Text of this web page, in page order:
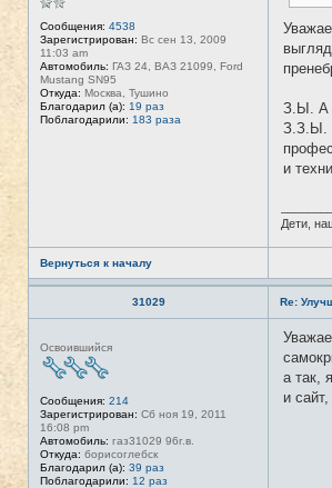
Сообщения: 4538
Зарегистрирован: Вс сен 13, 2009
11:03 am
Автомобиль: ГАЗ 24, ВАЗ 21099, Ford
Mustang SN95
Откуда: Москва, Тушино
Благодарил (а): 19 раз
Поблагодарили: 183 раза
З.Ы. А
З.З.Ы.
и
Дети,
Вернуться к началу
31029
е
в
т
и
Освоившийся
Сообщения: 214
Зарегистрирован: Сб ноя 19, 2011
16:08 pm
Автомобиль: газ31029 96г.в.
Откуда: борисоглебск
Благодарил (а): 39 раз
Поблагодарили: 12 раз
Re:
а так,
и